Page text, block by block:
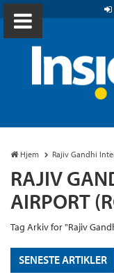
Hjem Rajiv Gandhi
RAJIV
AIRPORT
Tag Arkiv for "Rajiv
SENESTE ARTIKLER